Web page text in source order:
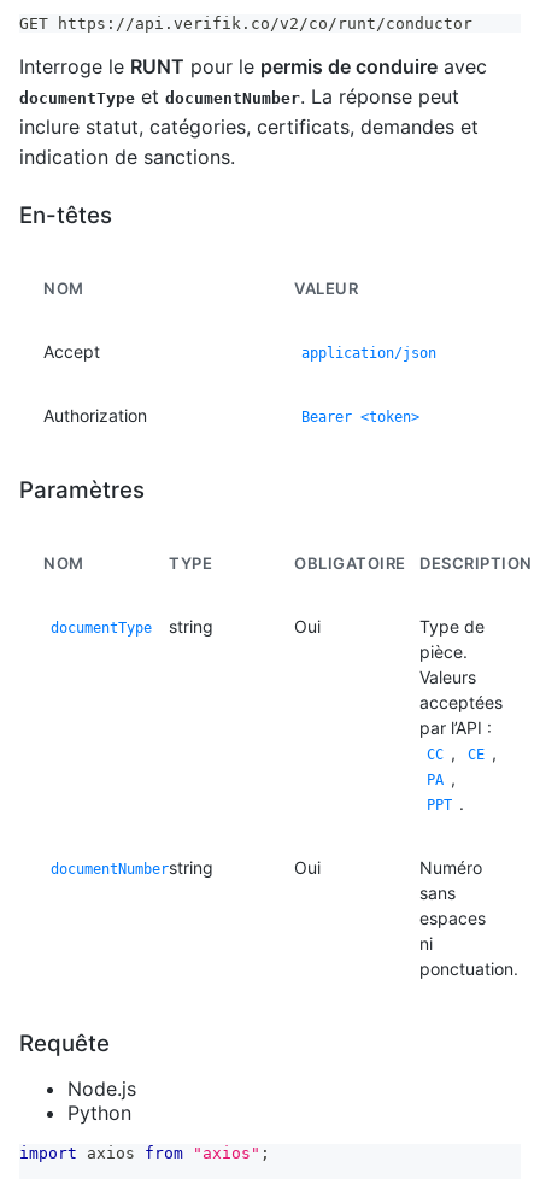
GET https://api.verifik.co/v2/co/runt/conductor
Interroge le RUNT pour le permis de conduire avec
documentType et documentNumber. La réponse peut
inclure statut, catégories, certificats, demandes et
indication de sanctions.
En-têtes
NOM VALEUR
Accept application/json
Authorization Bearer <token>
Paramètres
NOM TYPE OBLIGATOIRE DESCRIPTION
documentType string Oui
Type de
pièce.
Valeurs
acceptées
par l’API :
CC , CE ,
PA ,
PPT .
documentNumberstring Oui
Numéro
sans
espaces
ni
ponctuation.
Requête
Node.js
Python
import axios from "axios" ;